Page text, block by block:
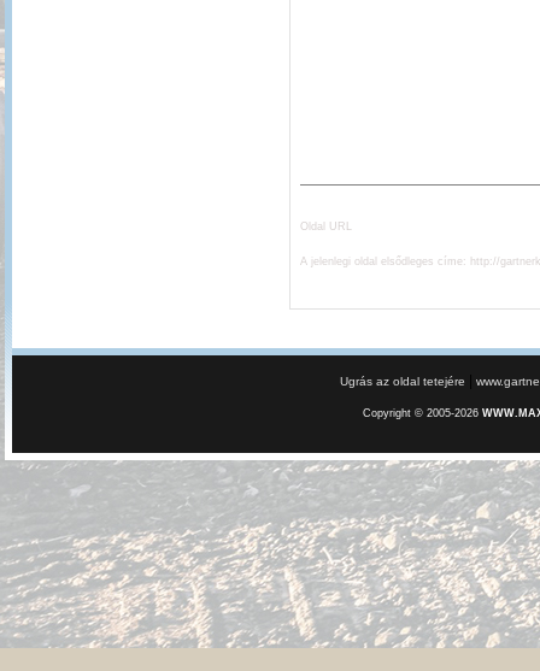
Oldal URL
A jelenlegi oldal elsődleges címe: http://
Ugrás az oldal tetejére
Copyright © 2005-2026